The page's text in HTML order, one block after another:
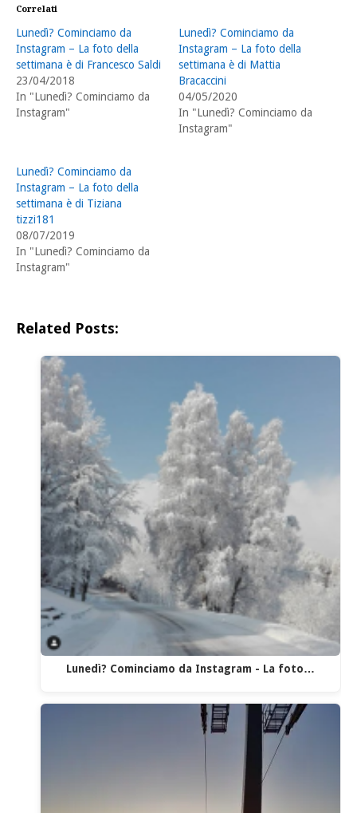
Correlati
Lunedì? Cominciamo da
Instagram – La foto della
settimana è di Francesco Saldi
23/04/2018
In "Lunedì? Cominciamo da
Instagram"
Lunedì? Cominciamo da
Instagram – La foto della
settimana è di Mattia
Bracaccini
04/05/2020
In "Lunedì? Cominciamo da
Instagram"
Lunedì? Cominciamo da
Instagram – La foto della
settimana è di Tiziana
tizzi181
08/07/2019
In "Lunedì? Cominciamo da
Instagram"
Related Posts:
Lunedì? Cominciamo da Instagram - La foto…